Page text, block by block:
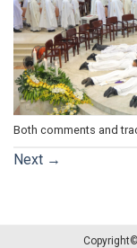
Both comments and
Next →
Copyright©